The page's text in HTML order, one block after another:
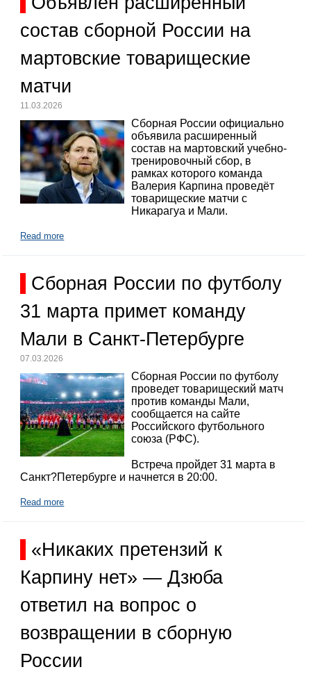
состав сборной России на
мартовские товарищеские
матчи
11.03.2026
Сборная России официально
объявила расширенный
состав на мартовский учебно-
тренировочный сбор, в
рамках которого команда
Валерия Карпина проведёт
товарищеские матчи с
Никарагуа и Мали.
Read more
Сборная России по футболу
31 марта примет команду
Мали в Санкт-Петербурге
07.03.2026
Сборная России по футболу
проведет товарищеский матч
против команды Мали,
сообщается на сайте
Российского футбольного
союза (РФС).
Встреча пройдет 31 марта в
Санкт?Петербурге и начнется в 20:00.
Read more
«Никаких претензий к
Карпину нет» — Дзюба
ответил на вопрос о
возвращении в сборную
России